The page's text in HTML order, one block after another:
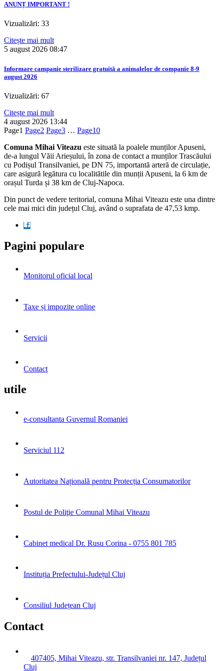
ANUNȚ IMPORTANT !
Vizualizări: 33
Citește mai mult
5 august 2026 08:47
Informare campanie sterilizare gratuită a animalelor de companie 8-9
august 2026
Vizualizări: 67
Citește mai mult
4 august 2026 13:44
Page1 Page2 Page3 … Page10
Comuna Mihai Viteazu este situată la poalele munților Apuseni,
de-a lungul Văii Arieșului, în zona de contact a munților Trascăului
cu Podișul Transilvaniei, pe DN 75, importantă arteră de circulație,
care asigură legătura cu localitătile din munții Apuseni, la 6 km de
orașul Turda și 38 km de Cluj-Napoca.
Din punct de vedere teritorial, comuna Mihai Viteazu este una dintre
cele mai mici din județul Cluj, având o suprafata de 47,53 kmp.
Pagini populare
Monitorul oficial local
Taxe și impozite online
Servicii
Contact
utile
e-consultanta Guvernul Romaniei
Serviciul 112
Autoritatea Națională pentru Protecția Consumatorilor
Postul de Poliţie Comunal Mihai Viteazu
Cabinet medical Dr. Rusu Corina - 0755 801 785
Instituția Prefectului-Județul Cluj
Consiliul Județean Cluj
Contact
407405, Mihai Viteazu, str. Transilvaniei nr. 147, Județul
Cluj